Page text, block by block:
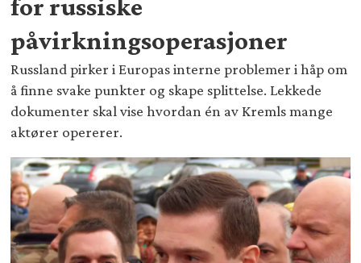
for russiske
påvirkningsoperasjoner
Russland pirker i Europas interne problemer i håp om
å finne svake punkter og skape splittelse. Lekkede
dokumenter skal vise hvordan én av Kremls mange
aktører opererer.